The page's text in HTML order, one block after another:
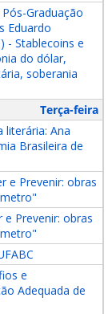
Graduação
Eduardo
- Stablecoins e
do dólar,
soberania
Terça-feira
literária: Ana
Brasileira de
e Prevenir: obras
e Prevenir: obras
e
Adequada de